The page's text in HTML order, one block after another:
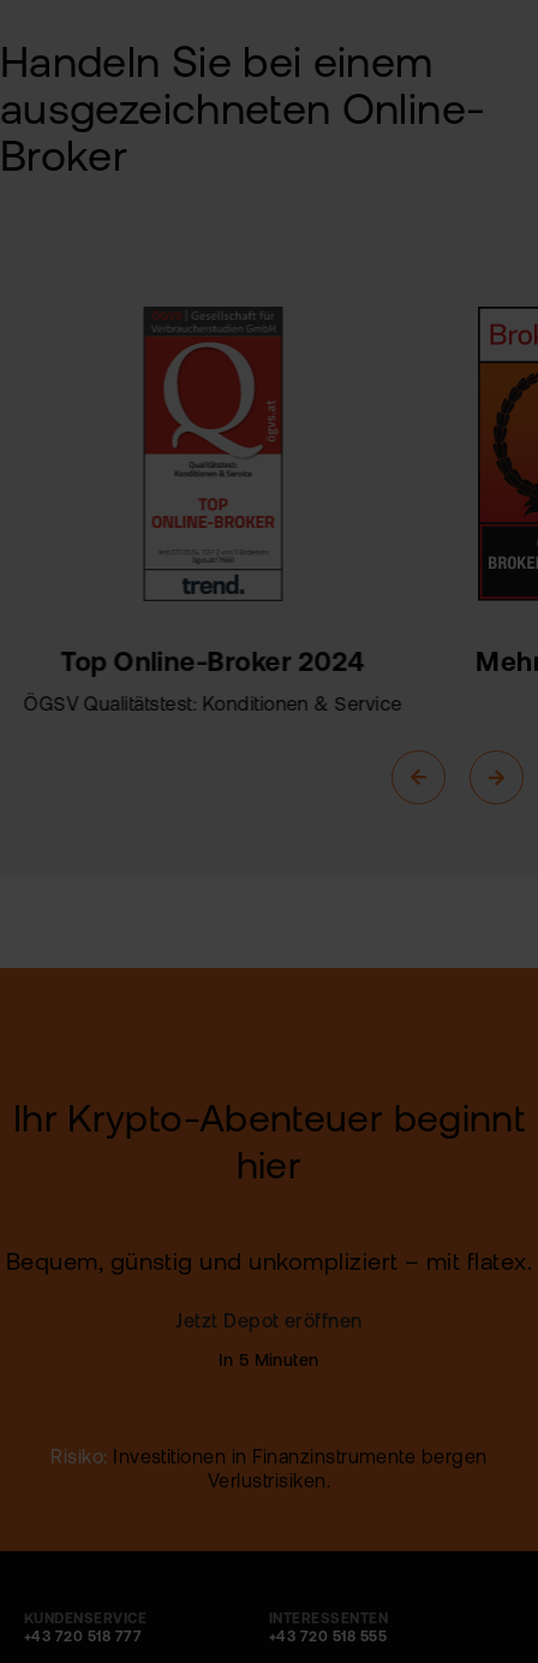
Handeln Sie bei einem
ausgezeichneten Online-
Broker
Top Online-Broker 2024
ÖGSV Qualitätstest: Konditionen & Service
Ihr Krypto-Abenteuer beginnt
hier
Bequem, günstig und unkompliziert – mit flatex.
Jetzt Depot eröffnen
Risiko: Investitionen in Finanzinstrumente bergen
Verlustrisiken.
KUNDENSERVICE
+43 720 518 777
INTERESSENTEN
+43 720 518 555